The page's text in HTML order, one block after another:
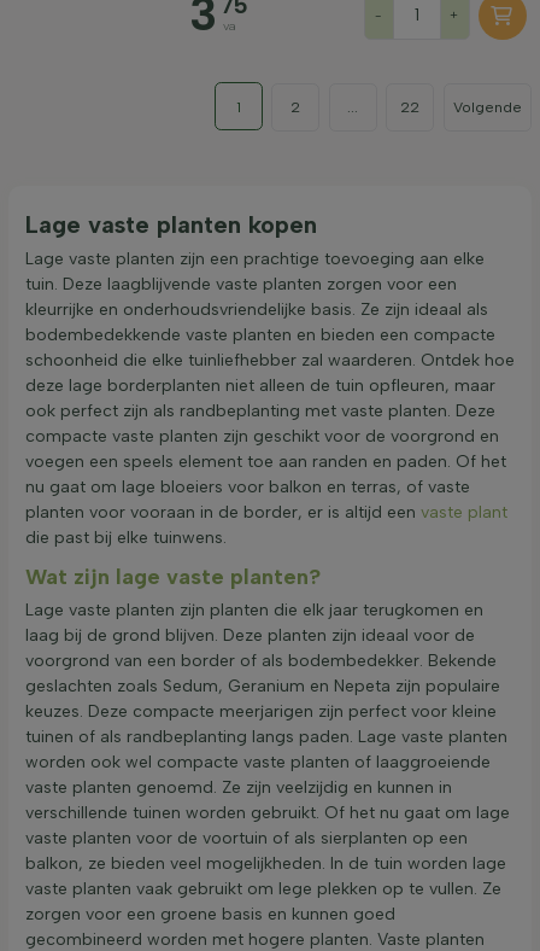
3 75
va
- +
1 2 22 Volgende
Lage vaste planten kopen
Lage vaste planten zijn een prachtige toevoeging aan elke
tuin. Deze laagblijvende vaste planten zorgen voor een
kleurrijke en onderhoudsvriendelijke basis. Ze zijn ideaal als
bodembedekkende vaste planten en bieden een compacte
schoonheid die elke tuinliefhebber zal waarderen. Ontdek hoe
deze lage borderplanten niet alleen de tuin opfleuren, maar
ook perfect zijn als randbeplanting met vaste planten. Deze
compacte vaste planten zijn geschikt voor de voorgrond en
voegen een speels element toe aan randen en paden. Of het
nu gaat om lage bloeiers voor balkon en terras, of vaste
planten voor vooraan in de border, er is altijd een vaste plant
die past bij elke tuinwens.
Wat zijn lage vaste planten?
Lage vaste planten zijn planten die elk jaar terugkomen en
laag bij de grond blijven. Deze planten zijn ideaal voor de
voorgrond van een border of als bodembedekker. Bekende
geslachten zoals Sedum, Geranium en Nepeta zijn populaire
keuzes. Deze compacte meerjarigen zijn perfect voor kleine
tuinen of als randbeplanting langs paden. Lage vaste planten
worden ook wel compacte vaste planten of laaggroeiende
vaste planten genoemd. Ze zijn veelzijdig en kunnen in
verschillende tuinen worden gebruikt. Of het nu gaat om lage
vaste planten voor de voortuin of als sierplanten op een
balkon, ze bieden veel mogelijkheden. In de tuin worden lage
vaste planten vaak gebruikt om lege plekken op te vullen. Ze
zorgen voor een groene basis en kunnen goed
gecombineerd worden met hogere planten. Vaste planten